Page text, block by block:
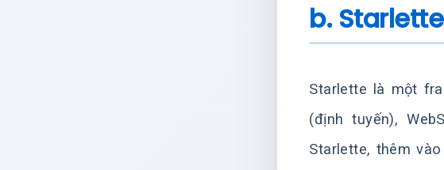
b.
Starlette là một
(định tuyến),
Starlette, thêm